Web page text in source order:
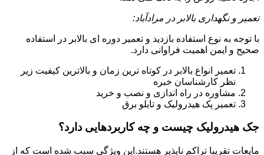
تعمیر و نگهداری بالابر در مرادآباد:
با توجه به نوع استفاده بازدید و تعمیر دوره ای بالابر در استفاده
صحیح و ایمن اهمیت فراوانی دارد.
تعمیر انواع بالابر در کوتاه ترین زمان و بالاترین کیفیت زیر
نظر کارشناسان خبره
مشاوره در راه اندازی و نصب و خرید
تعمیر پک هیدرولیک و تابلو برق
جک هیدرولیک چیست و چه کاربردهایی دارد؟
مایعات تقریبا تراکم ناپذیر هستند.این ویژگی سبب شده است که از